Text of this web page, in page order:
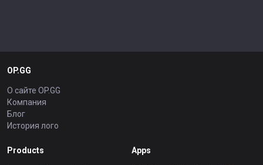
OP.GG
О сайте OP.GG
Компания
Блог
История лого
Products Apps